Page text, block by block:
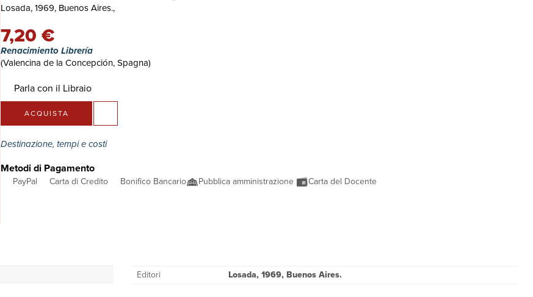
Losada, 1969, Buenos Aires.,
7,20 €
Renacimiento Librería
(Valencina de la Concepción, Spagna)
Parla con il Libraio
ACQUISTA
Destinazione, tempi e costi
Metodi di Pagamento
PayPal Carta di Credito Bonifico Bancario Pubblica amministrazione Carta del Docente
Editori Losada, 1969, Buenos Aires.